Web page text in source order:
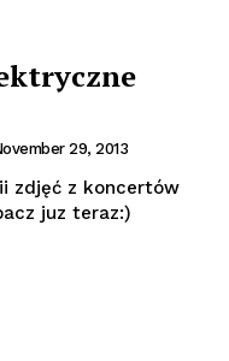
29, 2013
zdjęć z koncertów